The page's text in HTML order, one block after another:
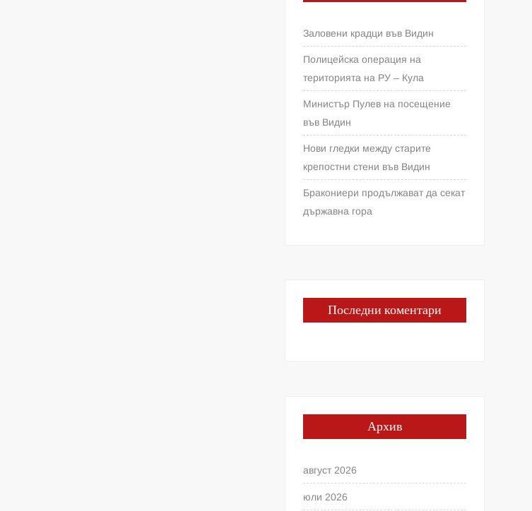
Заловени крадци във Видин
Полицейска операция на
територията на РУ – Кула
Министър Пулев на посещение
във Видин
Нови гледки между старите
крепостни стени във Видин
Бракониери продължават да секат
държавна гора
Последни коментари
Архив
август 2026
юли 2026